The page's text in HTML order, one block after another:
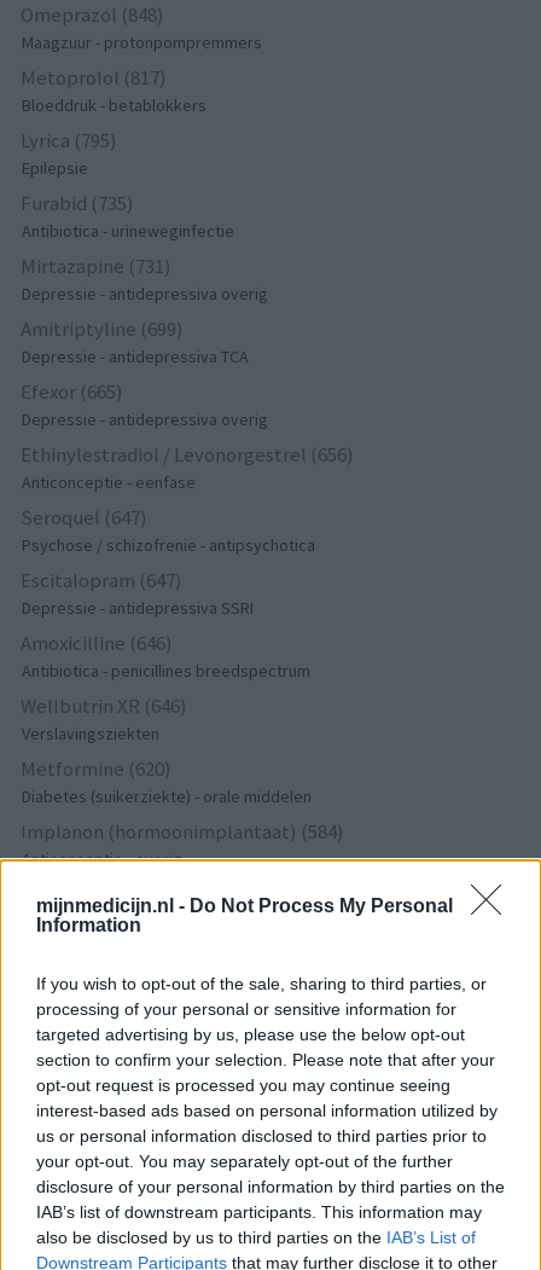
mijnmedicijn.nl - Do Not Process My Personal
Information
If you wish to opt-out of the sale, sharing to third parties, or
processing of your personal or sensitive information for
targeted advertising by us, please use the below opt-out
section to confirm your selection. Please note that after your
opt-out request is processed you may continue seeing
interest-based ads based on personal information utilized by
us or personal information disclosed to third parties prior to
your opt-out. You may separately opt-out of the further
disclosure of your personal information by third parties on the
IAB’s list of downstream participants. This information may
also be disclosed by us to third parties on the IAB’s List of
Downstream Participants that may further disclose it to other
Omeprazol (848)
Maagzuur - protonpompremmers
Metoprolol (817)
Bloeddruk - betablokkers
Lyrica (795)
Epilepsie
Furabid (735)
Antibiotica - urineweginfectie
Mirtazapine (731)
Depressie - antidepressiva overig
Amitriptyline (699)
Depressie - antidepressiva TCA
Efexor (665)
Depressie - antidepressiva overig
Ethinylestradiol / Levonorgestrel (656)
Anticonceptie - eenfase
Seroquel (647)
Psychose / schizofrenie - antipsychotica
Escitalopram (647)
Depressie - antidepressiva SSRI
Amoxicilline (646)
Antibiotica - penicillines breedspectrum
Wellbutrin XR (646)
Verslavingsziekten
Metformine (620)
Diabetes (suikerziekte) - orale middelen
Implanon (hormoonimplantaat) (584)
Anticonceptie - overig
Lexapro (509)
Depressie - antidepressiva SSRI
ADHD - psychostimulantia
Amlodipine (493)
Bloeddruk - calciumantagonisten
Amoxicilline / Clavulaanzuur (486)
Antibiotica - penicillines breedspectrum
Roaccutane (480)
Acne
Dexamfetamine (446)
ADHD - psychostimulantia